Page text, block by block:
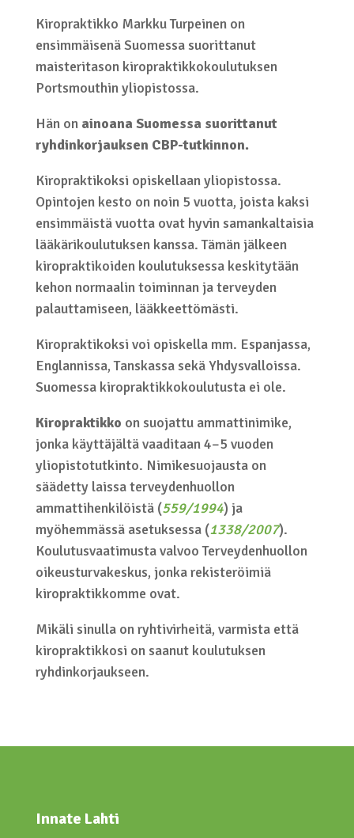
Kiropraktikko Markku Turpeinen on
ensimmäisenä Suomessa suorittanut
maisteritason kiropraktikkokoulutuksen
Portsmouthin yliopistossa.
Hän on ainoana Suomessa suorittanut
ryhdinkorjauksen CBP-tutkinnon.
Kiropraktikoksi opiskellaan yliopistossa.
Opintojen kesto on noin 5 vuotta, joista kaksi
ensimmäistä vuotta ovat hyvin samankaltaisia
lääkärikoulutuksen kanssa. Tämän jälkeen
kiropraktikoiden koulutuksessa keskitytään
kehon normaalin toiminnan ja terveyden
palauttamiseen, lääkkeettömästi.
Kiropraktikoksi voi opiskella mm. Espanjassa,
Englannissa, Tanskassa sekä Yhdysvalloissa.
Suomessa kiropraktikkokoulutusta ei ole.
Kiropraktikko on suojattu ammattinimike,
jonka käyttäjältä vaaditaan 4–5 vuoden
yliopistotutkinto. Nimikesuojausta on
säädetty laissa terveydenhuollon
ammattihenkilöistä (559/1994) ja
myöhemmässä asetuksessa (1338/2007).
Koulutusvaatimusta valvoo Terveydenhuollon
oikeusturvakeskus, jonka rekisteröimiä
kiropraktikkomme ovat.
Mikäli sinulla on ryhtivirheitä, varmista että
kiropraktikkosi on saanut koulutuksen
ryhdinkorjaukseen.
Innate Lahti